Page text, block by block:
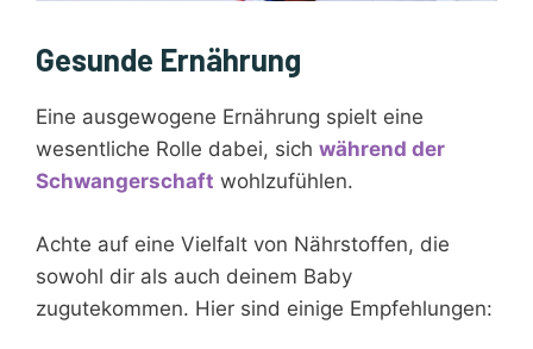
Gesunde Ernährung
Eine ausgewogene Ernährung spielt eine
wesentliche Rolle dabei, sich während der
Schwangerschaft wohlzufühlen.
Achte auf eine Vielfalt von Nährstoffen, die
sowohl dir als auch deinem Baby
zugutekommen. Hier sind einige Empfehlungen: